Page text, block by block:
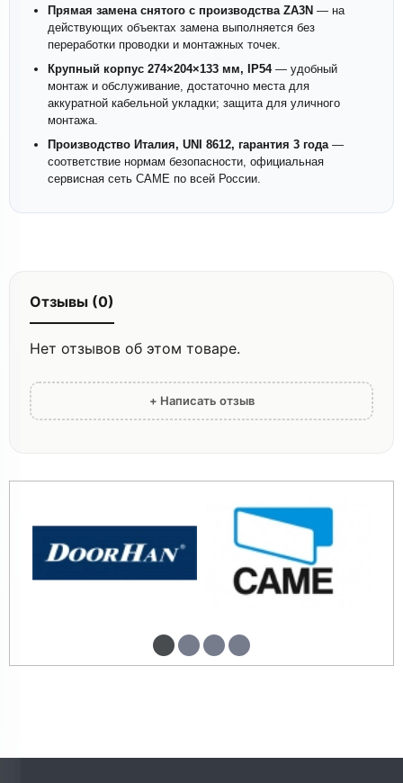
Прямая замена снятого с производства ZA3N — на
действующих объектах замена выполняется без
переработки проводки и монтажных точек.
Крупный корпус 274×204×133 мм, IP54— удобный
монтаж и обслуживание, достаточно места для
аккуратной кабельной укладки; защита для уличного
монтажа.
Производство Италия, UNI 8612, гарантия 3 года —
соответствие нормам безопасности, официальная
сервисная сеть CAME по всей России.
Отзывы (0)
Нет отзывов об этом товаре.
+ Написать отзыв